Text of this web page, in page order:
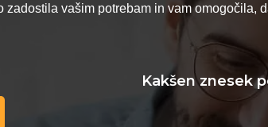
vašim potrebam in vam omogočila,
Kakšen znesek